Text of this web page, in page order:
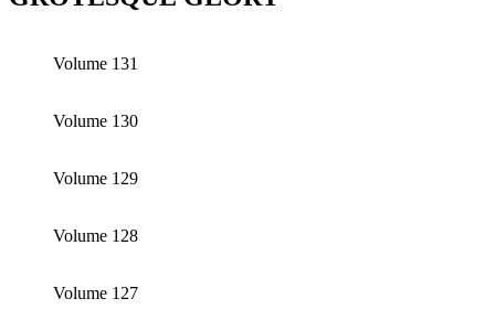
Volume 131
Volume 130
Volume 129
Volume 128
Volume 127